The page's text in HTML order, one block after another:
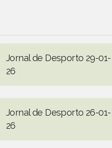
Jornal de Desporto 29-01-
26
Jornal de Desporto 26-01-
26